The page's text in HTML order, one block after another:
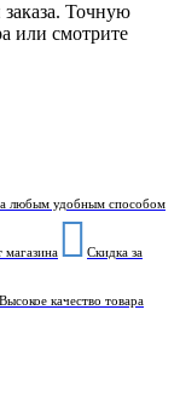
заказа. Точную
или смотрите
любым удобным способом
магазина Скидка за
Высокое качество товара